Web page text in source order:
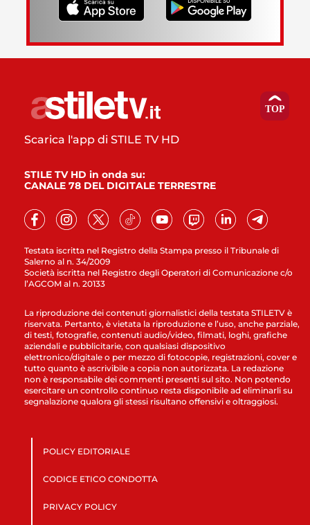
Testata iscritta nel Registro della Stampa presso il Tribunale di
Salerno al n. 34/2009
Società iscritta nel Registro degli Operatori di Comunicazione c/o
l’AGCOM al n. 20133
Scarica l'app di STILE TV HD
STILE TV HD in onda su:
CANALE 78 DEL DIGITALE TERRESTRE
La riproduzione dei contenuti giornalistici della testata STILETV è
riservata. Pertanto, è vietata la riproduzione e l’uso, anche parziale,
di testi, fotografie, contenuti audio/video, filmati, loghi, grafiche
aziendali e pubblicitarie, con qualsiasi dispositivo
elettronico/digitale o per mezzo di fotocopie, registrazioni, cover e
tutto quanto è ascrivibile a copia non autorizzata. La redazione
non è responsabile dei commenti presenti sul sito. Non potendo
esercitare un controllo continuo resta disponibile ad eliminarli su
segnalazione qualora gli stessi risultano offensivi e oltraggiosi.
POLICY EDITORIALE
CODICE ETICO CONDOTTA
PRIVACY POLICY